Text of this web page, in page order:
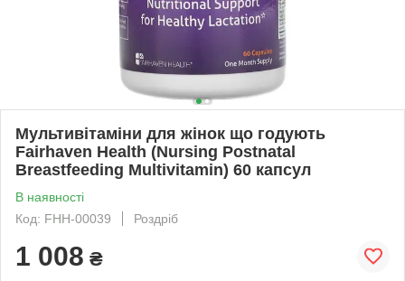
Мультивітаміни для жінок що годують
Fairhaven Health (Nursing Postnatal
Breastfeeding Multivitamin) 60 капсул
В наявності
Код: FHH-00039
Роздріб
1 008 ₴